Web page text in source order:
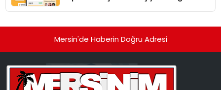
Mersin'de Haberin Doğru Adresi